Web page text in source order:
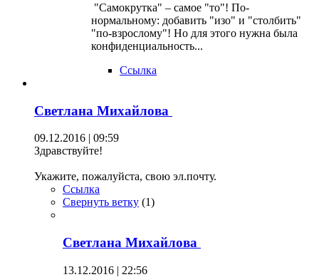
"Самокрутка" – самое "то"! По-
нормальному: добавить "изо" и "столбить"
"по-взрослому"! Но для этого нужна была
конфиденциальность...
Ссылка
Светлана Михайлова
09.12.2016 | 09:59
Здравствуйте!
Укажите, пожалуйста, свою эл.почту.
Ссылка
Свернуть ветку (1)
Светлана Михайлова
13.12.2016 | 22:56